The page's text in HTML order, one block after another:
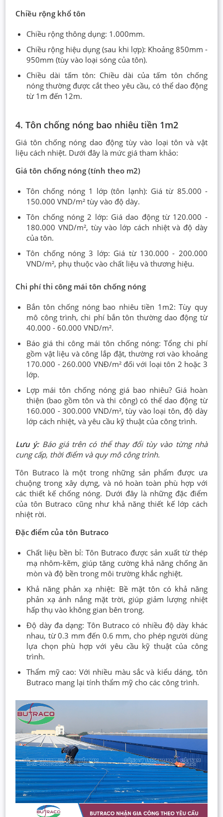
Chiều rộng khổ tôn
Chiều rộng thông dụng: 1.000mm.
Chiều rộng hiệu dụng (sau khi lợp): Khoảng 850mm -
950mm (tùy vào loại sóng của tôn).
Chiều dài tấm tôn: Chiều dài của tấm tôn chống
nóng thường được cắt theo yêu cầu, có thể dao động
từ 1m đến 12m.
4. Tôn chống nóng bao nhiêu tiền 1m2
Giá tôn chống nóng dao động tùy vào loại tôn và vật
liệu cách nhiệt. Dưới đây là mức giá tham khảo:
Giá tôn chống nóng (tính theo m2)
Tôn chống nóng 1 lớp (tôn lạnh): Giá từ 85.000 -
150.000 VND/m² tùy vào độ dày.
Tôn chống nóng 2 lớp: Giá dao động từ 120.000 -
180.000 VND/m², tùy vào lớp cách nhiệt và độ dày
của tôn.
Tôn chống nóng 3 lớp: Giá từ 130.000 - 200.000
VND/m², phụ thuộc vào chất liệu và thương hiệu.
Chi phí thi công mái tôn chống nóng
Bắn tôn chống nóng bao nhiêu tiền 1m2: Tùy quy
mô công trình, chi phí bắn tôn thường dao động từ
40.000 - 60.000 VND/m².
Báo giá thi công mái tôn chống nóng: Tổng chi phí
gồm vật liệu và công lắp đặt, thường rơi vào khoảng
170.000 - 260.000 VNĐ/m² đối với loại tôn 2 hoặc 3
lớp.
Lợp mái tôn chống nóng giá bao nhiêu? Giá hoàn
thiện (bao gồm tôn và thi công) có thể dao động từ
160.000 - 300.000 VND/m², tùy vào loại tôn, độ dày
lớp cách nhiệt, và yêu cầu kỹ thuật của công trình.
Lưu ý:Báo giá trên có thể thay đổi tùy vào từng nhà
cung cấp, thời điểm và quy mô công trình.
Tôn Butraco là một trong những sản phẩm được ưa
chuộng trong xây dựng, và nó hoàn toàn phù hợp với
các thiết kế chống nóng. Dưới đây là những đặc điểm
của tôn Butraco cũng như khả năng thiết kế lớp cách
nhiệt rời.
Đặc điểm của tôn Butraco
Chất liệu bền bỉ: Tôn Butraco được sản xuất từ thép
mạ nhôm-kẽm, giúp tăng cường khả năng chống ăn
mòn và độ bền trong môi trường khắc nghiệt.
Khả năng phản xạ nhiệt: Bề mặt tôn có khả năng
phản xạ ánh nắng mặt trời, giúp giảm lượng nhiệt
hấp thụ vào không gian bên trong.
Độ dày đa dạng: Tôn Butraco có nhiều độ dày khác
nhau, từ 0.3 mm đến 0.6 mm, cho phép người dùng
lựa chọn phù hợp với yêu cầu kỹ thuật của công
trình.
Thẩm mỹ cao: Với nhiều màu sắc và kiểu dáng, tôn
Butraco mang lại tính thẩm mỹ cho các công trình.